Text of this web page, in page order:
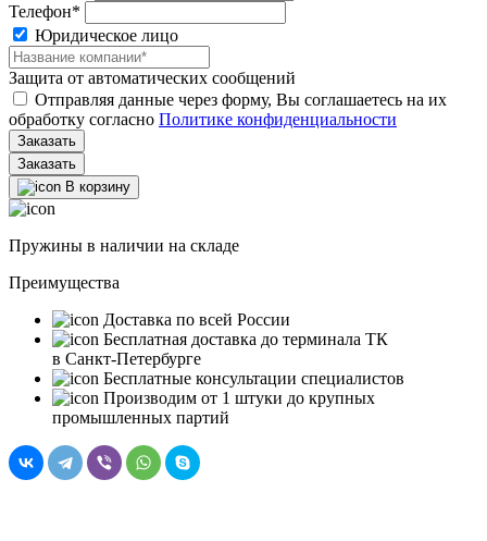
Телефон*
Юридическое лицо
Защита от автоматических сообщений
Отправляя данные через форму, Вы соглашаетесь на их
обработку согласно Политике конфиденциальности
Заказать
В корзину
Пружины в наличии на складе
Преимущества
Доставка по всей России
Бесплатная доставка до терминала ТК
в Санкт‑Петербурге
Бесплатные консультации специалистов
Производим от 1 штуки до крупных
промышленных партий